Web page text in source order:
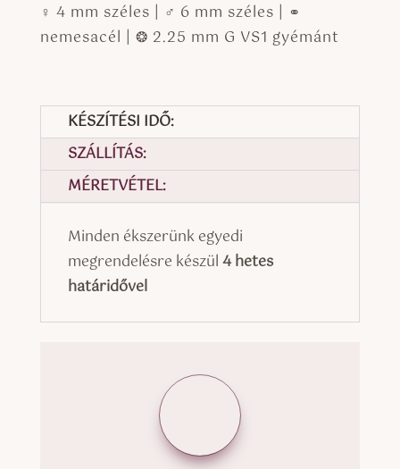
♀ 4 mm széles | ♂ 6 mm széles | ⚭
nemesacél | ❂ 2.25 mm G VS1 gyémánt
KÉSZÍTÉSI IDŐ:
SZÁLLÍTÁS:
MÉRETVÉTEL:
Minden ékszerünk egyedi
megrendelésre készül4 hetes
határidővel